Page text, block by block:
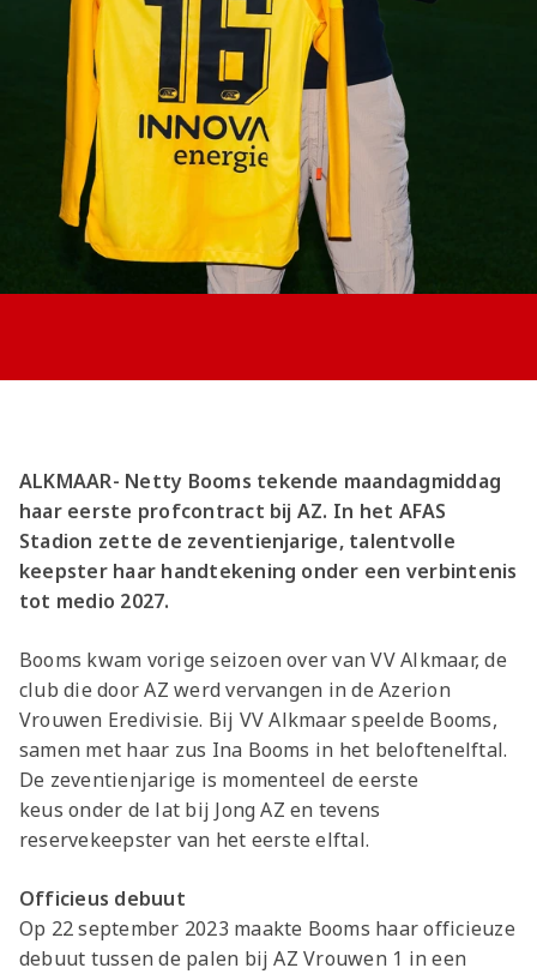
Jong AZ
Seizoenkaart
ALKMAAR- Netty Booms tekende maandagmiddag
haar eerste profcontract bij AZ. In het AFAS
Stadion zette de zeventienjarige, talentvolle
keepster haar handtekening onder een verbintenis
tot medio 2027.
Booms kwam vorige seizoen over van VV Alkmaar, de
club die door AZ werd vervangen in de Azerion
Vrouwen Eredivisie. Bij VV Alkmaar speelde Booms,
samen met haar zus Ina Booms in het beloftenelftal.
De zeventienjarige is momenteel de eerste
keus onder de lat bij Jong AZ en tevens
reservekeepster van het eerste elftal.
Officieus debuut
Op 22 september 2023 maakte Booms haar officieuze
debuut tussen de palen bij AZ Vrouwen 1 in een